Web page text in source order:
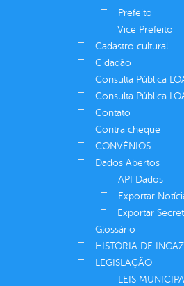
Prefeito
Vice Prefeito
Cadastro cultural
Cidadão
Consulta Pública
Consulta Pública
Contato
Contra cheque
CONVÊNIOS
Dados Abertos
API Dados
Exportar
Exportar
Glossário
HISTÓRIA DE
LEGISLAÇÃO
LEIS